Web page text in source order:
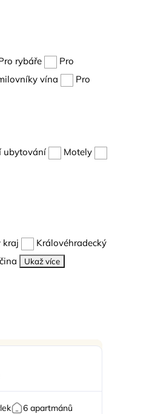
rybáře
Pro
vína
Pro
ubytování
Motely
kraj
Královéhradecký
Ukaž více
6 apartmánů